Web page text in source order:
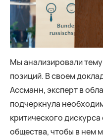
Мы анализировали
позиций. В своем
Ассманн, эксперт в
подчеркнула
критического
общества, чтобы в нем